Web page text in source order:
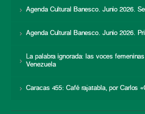
Agenda Cultural Banesco. Junio 2026.
Agenda Cultural Banesco. Junio 2026.
La palabra ignorada: las voces
Venezuela
Caracas 455: Café rajatabla, por Carlos